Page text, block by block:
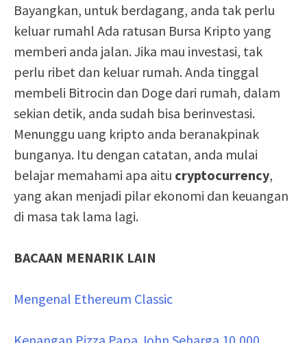
Bayangkan, untuk berdagang, anda tak perlu
keluar rumahl Ada ratusan Bursa Kripto yang
memberi anda jalan. Jika mau investasi, tak
perlu ribet dan keluar rumah. Anda tinggal
membeli Bitrocin dan Doge dari rumah, dalam
sekian detik, anda sudah bisa berinvestasi.
Menunggu uang kripto anda beranakpinak
bunganya. Itu dengan catatan, anda mulai
belajar memahami apa aitu cryptocurrency,
yang akan menjadi pilar ekonomi dan keuangan
di masa tak lama lagi.
BACAAN MENARIK LAIN
Mengenal Ethereum Classic
Kenangan Pizza Papa John Seharga 10,000